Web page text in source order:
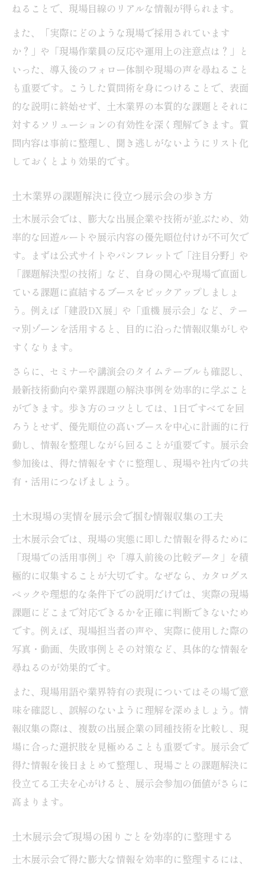
ねることで、現場目線のリアルな情報が得られます。
また、「実際にどのような現場で採用されています
か？」や「現場作業員の反応や運用上の注意点は？」と
いった、導入後のフォロー体制や現場の声を尋ねること
も重要です。こうした質問術を身につけることで、表面
的な説明に終始せず、土木業界の本質的な課題とそれに
対するソリューションの有効性を深く理解できます。質
問内容は事前に整理し、聞き逃しがないようにリスト化
しておくとより効果的です。
土木業界の課題解決に役立つ展示会の歩き方
土木展示会では、膨大な出展企業や技術が並ぶため、効
率的な回遊ルートや展示内容の優先順位付けが不可欠で
す。まずは公式サイトやパンフレットで「注目分野」や
「課題解決型の技術」など、自身の関心や現場で直面し
ている課題に直結するブースをピックアップしましょ
う。例えば「建設DX展」や「重機 展示会」など、テー
マ別ゾーンを活用すると、目的に沿った情報収集がしや
すくなります。
さらに、セミナーや講演会のタイムテーブルも確認し、
最新技術動向や業界課題の解決事例を効率的に学ぶこと
ができます。歩き方のコツとしては、1日ですべてを回
ろうとせず、優先順位の高いブースを中心に計画的に行
動し、情報を整理しながら回ることが重要です。展示会
参加後は、得た情報をすぐに整理し、現場や社内での共
有・活用につなげましょう。
土木現場の実情を展示会で掴む情報収集の工夫
土木展示会では、現場の実態に即した情報を得るために
「現場での活用事例」や「導入前後の比較データ」を積
極的に収集することが大切です。なぜなら、カタログス
ペックや理想的な条件下での説明だけでは、実際の現場
課題にどこまで対応できるかを正確に判断できないため
です。例えば、現場担当者の声や、実際に使用した際の
写真・動画、失敗事例とその対策など、具体的な情報を
尋ねるのが効果的です。
また、現場用語や業界特有の表現についてはその場で意
味を確認し、誤解のないように理解を深めましょう。情
報収集の際は、複数の出展企業の同種技術を比較し、現
場に合った選択肢を見極めることも重要です。展示会で
得た情報を後日まとめて整理し、現場ごとの課題解決に
役立てる工夫を心がけると、展示会参加の価値がさらに
高まります。
土木展示会で現場の困りごとを効率的に整理する
土木展示会で得た膨大な情報を効率的に整理するには、